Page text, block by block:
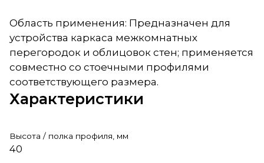
Область применения: Предназначен для
устройства каркаса межкомнатных
перегородок и облицовок стен; применяется
совместно со стоечными профилями
соответствующего размера.
Характеристики
Высота / полка профиля, мм
40